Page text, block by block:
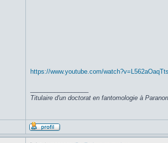
https://www.youtube.com/watch?v=L562aOaqTts
Titulaire d'un doctorat en fantomologie à